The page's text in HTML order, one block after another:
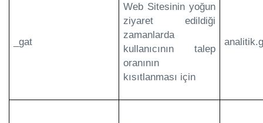
_gat
Web Sitesinin yoğun
ziyaret edildiği
zamanlarda
kullanıcının talep
oranının
kısıtlanması için